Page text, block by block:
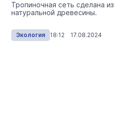
Тропиночная сеть сделана из
натуральной древесины.
Экология 18:12 17.08.2024